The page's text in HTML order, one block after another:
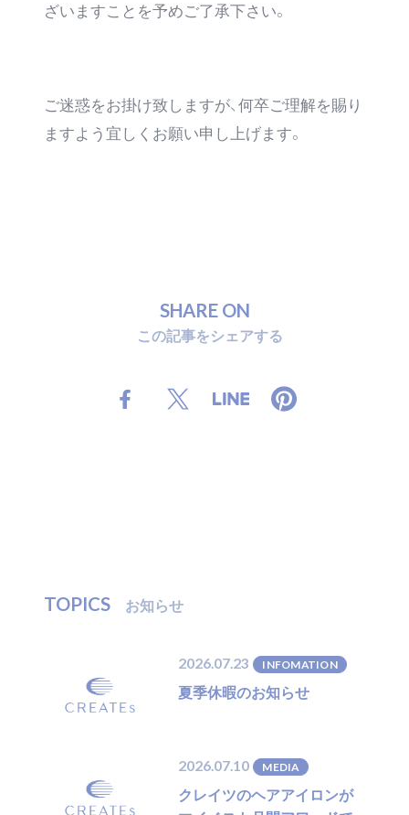
ざいますことを予めご了承下さい。
ご迷惑をお掛け致しますが、何卒ご理解を賜り
ますよう宜しくお願い申し上げます。
SHARE ON
こ の記事をシェアする
TOPICS お知 らせ
2026.07.23 INFOMATION
夏季休暇のお知らせ
2026.07.10 MEDIA
クレイツのヘアアイロンが